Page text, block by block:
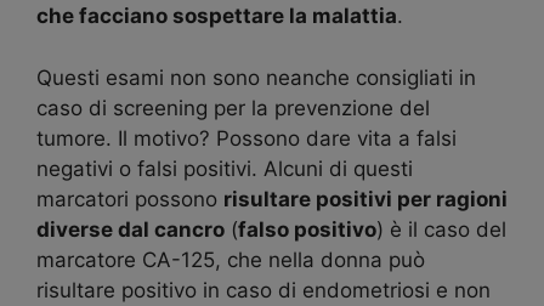
che facciano sospettare la malattia.
Questi esami non sono neanche consigliati in
caso di screening per la prevenzione del
tumore. Il motivo? Possono dare vita a falsi
negativi o falsi positivi. Alcuni di questi
marcatori possono risultare positivi per ragioni
diverse dal cancro (falso positivo) è il caso del
marcatore CA-125, che nella donna può
risultare positivo in caso di endometriosi e non